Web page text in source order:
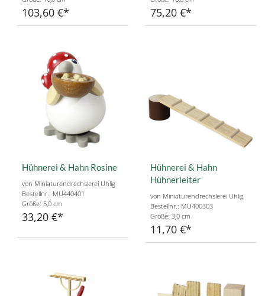
103,60 € 75,20 €
Hühnerei & Hahn Rosine
von Miniaturendrechslerei Uhlig
Bestellnr.: MU440401
Größe: 5,0 cm
33,20 €
Hühnerei & Hahn
Hühnerleiter
von Miniaturendrechslerei Uhlig
Bestellnr.: MU400303
Größe: 3,0 cm
11,70 €